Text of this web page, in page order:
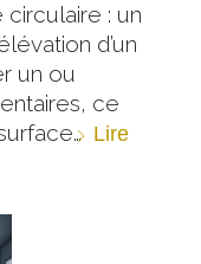
: un
d’un
un ou
ce
Lire